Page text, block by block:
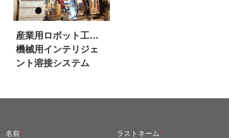
産業用ロボット工学
機械用インテリジェ
ント溶接システム
名前* ラストネーム*